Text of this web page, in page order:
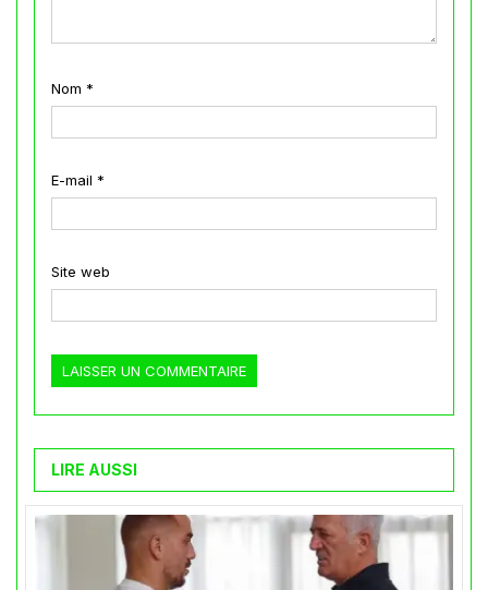
Nom *
E-mail *
Site web
LIRE AUSSI